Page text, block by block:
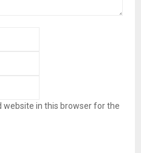
website in this browser for the